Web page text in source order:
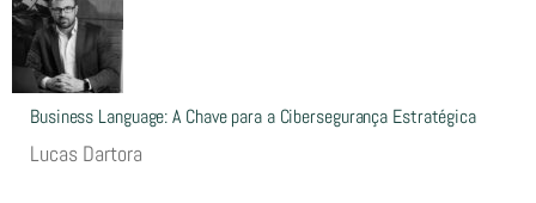
Business Language: A Chave para a Cibersegurança Estratégica
Lucas Dartora